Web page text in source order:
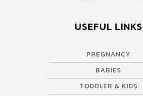
USEFUL LINKS
PREGNANCY
BABIES
TODDLER & KIDS